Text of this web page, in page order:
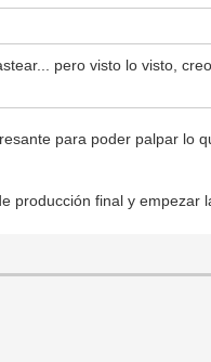
pero visto lo visto,
para poder palpar lo
final y empezar